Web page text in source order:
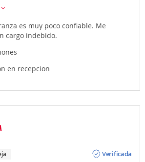
es muy poco confiable. Me
cargo indebido.
en recepcion
Verificada